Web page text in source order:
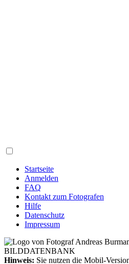
Startseite
Anmelden
FAQ
Kontakt zum Fotografen
Hilfe
Datenschutz
Impressum
Hinweis: Sie nutzen die Mobil-